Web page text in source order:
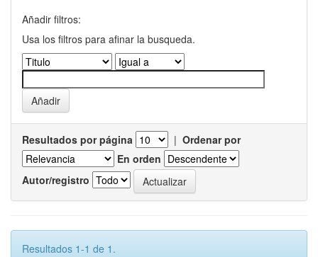
Añadir filtros:
Usa los filtros para afinar la busqueda.
Resultados por página | Ordenar por
En orden
Autor/registro
Resultados 1-1 de 1.